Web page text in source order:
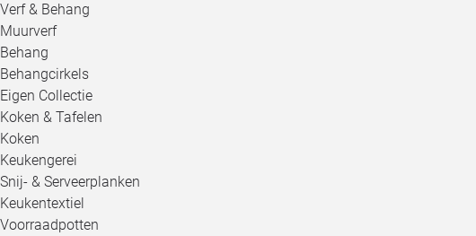
Verf & Behang
Muurverf
Behang
Behangcirkels
Eigen Collectie
Koken & Tafelen
Koken
Keukengerei
Snij- & Serveerplanken
Keukentextiel
Voorraadpotten